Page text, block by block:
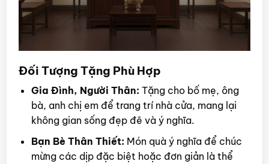
Đối Tượng Tặng Phù Hợp
Gia Đình, Người Thân: Tặng cho bố mẹ, ông
bà, anh chị em để trang trí nhà cửa, mang lại
không gian sống đẹp đẽ và ý nghĩa.
Bạn Bè Thân Thiết: Món quà ý nghĩa để chúc
mừng các dịp đặc biệt hoặc đơn giản là thể